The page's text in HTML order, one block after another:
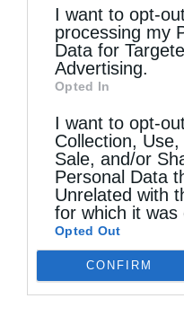
disclose it to other
I want to opt-
processing my
Data for
Advertising.
Opted In
I want to opt-
Collection,
Sale, and/or
Personal Data
Unrelated with
for which it was
Opted Out
CONFIRM
Όταν κατακρίνεις